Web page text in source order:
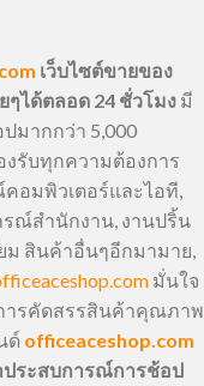
เว็บไซต์ขายของ
ๆได้ตลอด 24 ชั่วโมง มี
มากกว่า 5,000
งรับทุกความต้องการ
อมพิวเตอร์และไอที,
รณ์สำนักงาน, งานปริ้น
ม สินค้าอื่นๆอีกมามาย,
มั่นใจ
รคัดสรรสินค้าคุณภาพ
ด์ officeaceshop.com
ระสบการณ์การช้อป